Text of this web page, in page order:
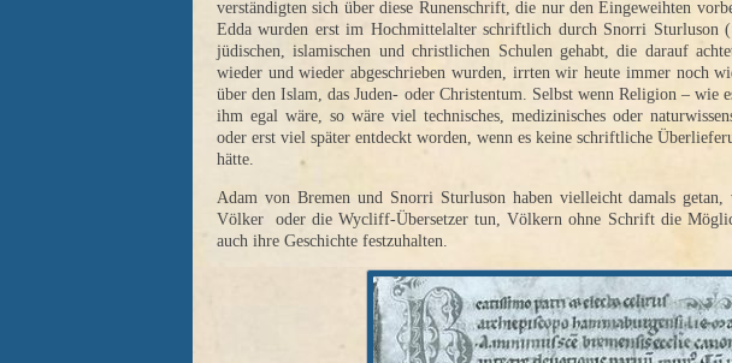
verständigten sich über diese Runenschrift, die nur den Eingeweihten
Edda wurden erst im Hochmittelalter schriftlich durch Snorri Sturluson
jüdischen, islamischen und christlichen Schulen gehabt, die darauf
wieder und wieder abgeschrieben wurden, irrten wir heute immer noch
über den Islam, das Juden- oder Christentum. Selbst wenn Religion – wie
ihm egal wäre, so wäre viel technisches, medizinisches oder
oder erst viel später entdeckt worden, wenn es keine schriftliche
hätte.
Adam von Bremen und Snorri Sturluson haben vielleicht damals getan,
Völker oder die Wycliff-Übersetzer tun, Völkern ohne Schrift die
auch ihre Geschichte festzuhalten.